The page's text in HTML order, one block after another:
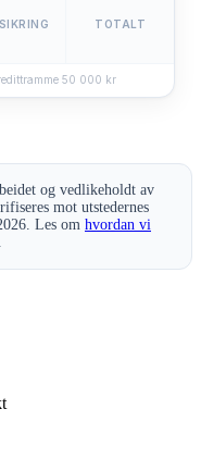
TOTALT
50 000 kr
og vedlikeholdt av
mot utstedernes
Les om hvordan vi